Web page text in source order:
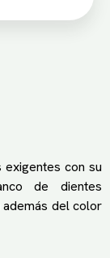
con su
de dientes
además del color